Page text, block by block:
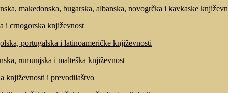
makedonska, bugarska, albanska, novogrčka i kavkaske
i crnogorska književnost
portugalska i latinoameričke književnosti
rumunjska i malteška književnost
književnosti i prevodilaštvo